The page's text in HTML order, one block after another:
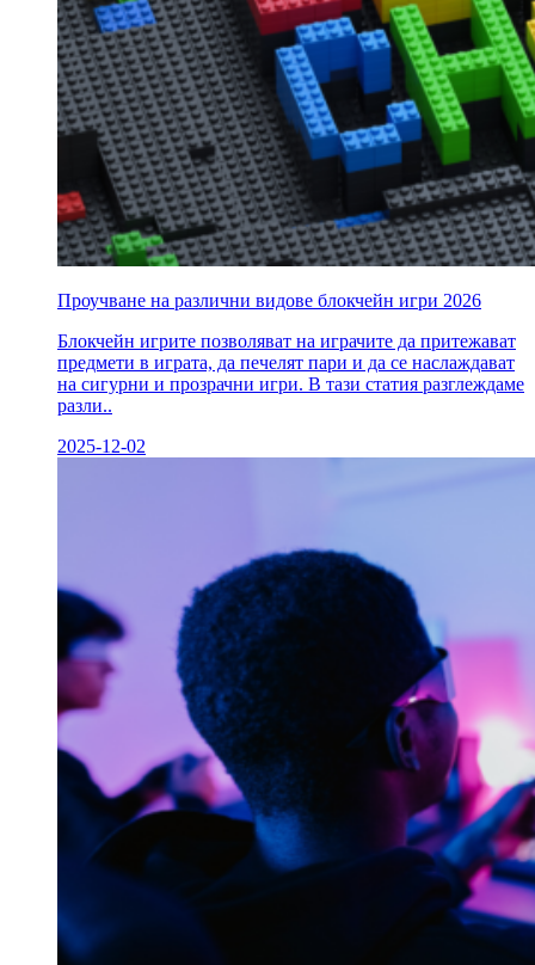
Проучване на различни видове блокчейн игри 2026
Блокчейн игрите позволяват на играчите да притежават
предмети в играта, да печелят пари и да се наслаждават
на сигурни и прозрачни игри. В тази статия разглеждаме
разли..
2025-12-02